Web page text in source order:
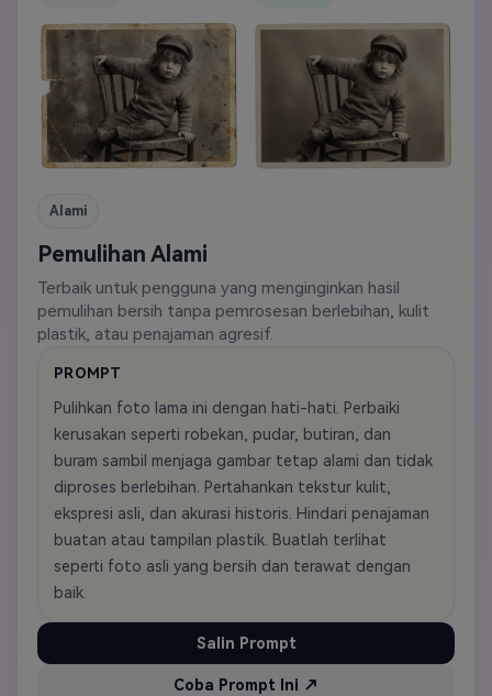
Alami
Pemulihan Alami
Terbaik untuk pengguna yang menginginkan hasil
pemulihan bersih tanpa pemrosesan berlebihan, kulit
plastik, atau penajaman agresif.
PROMPT
Pulihkan foto lama ini dengan hati-hati. Perbaiki
kerusakan seperti robekan, pudar, butiran, dan
buram sambil menjaga gambar tetap alami dan tidak
diproses berlebihan. Pertahankan tekstur kulit,
ekspresi asli, dan akurasi historis. Hindari penajaman
buatan atau tampilan plastik. Buatlah terlihat
seperti foto asli yang bersih dan terawat dengan
baik.
Salin Prompt
Coba Prompt Ini ↗